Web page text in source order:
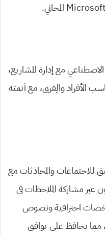
مع إدارة المشاريع،
الأفراد والِفرق، مع أتمتة
والمحادثات مع
عبر مشاركة الملاحظات في
احترافية ونصوص
مما يحافظ على توافق